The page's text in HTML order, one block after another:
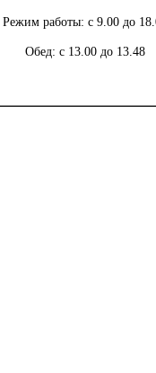
Режим работы: с 9.00 до
Обед: с 13.00 до 13.48